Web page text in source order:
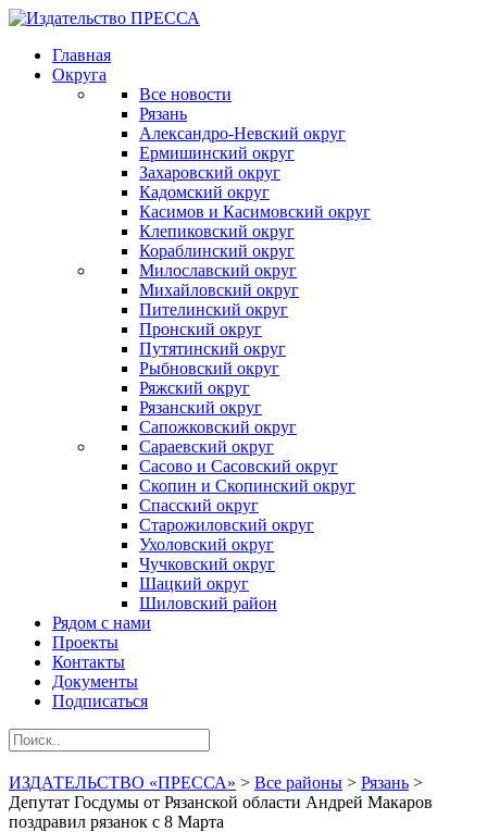
Главная
Округа
Все новости
Рязань
Александро-Невский округ
Ермишинский округ
Захаровский округ
Кадомский округ
Касимов и Касимовский округ
Клепиковский округ
Кораблинский округ
Милославский округ
Михайловский округ
Пителинский округ
Пронский округ
Путятинский округ
Рыбновский округ
Ряжский округ
Рязанский округ
Сапожковский округ
Сараевский округ
Сасово и Сасовский округ
Скопин и Скопинский округ
Спасский округ
Старожиловский округ
Ухоловский округ
Чучковский округ
Шацкий округ
Шиловский район
Рядом с нами
Проекты
Контакты
Документы
Подписаться
ИЗДАТЕЛЬСТВО «ПРЕССА» > Все районы > Рязань >
Депутат Госдумы от Рязанской области Андрей Макаров
поздравил рязанок с 8 Марта